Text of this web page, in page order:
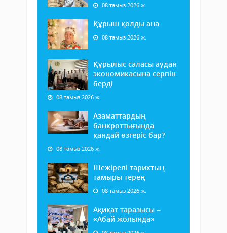
08 тамыз 2026 ж.
Құрыш қолды ана
08 тамыз 2026 ж.
Құрылыс саласы аудан
экономикасына серпін
берді
08 тамыз 2026 ж.
Азаматтардың
банкроттығында
қандай өзгеріс бар?
08 тамыз 2026 ж.
Шежірелі тарихтың
тамыры терең
08 тамыз 2026 ж.
Ақиқат таразысы –
«Абай жолында»